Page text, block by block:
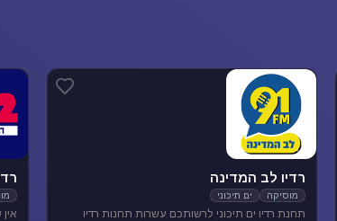
רדיו לב המדינה
מוסיקה ים תיכוני
תחנת רדיו ים תיכוני לרשותכם עשרות תחנות רדיו
רדיו 102